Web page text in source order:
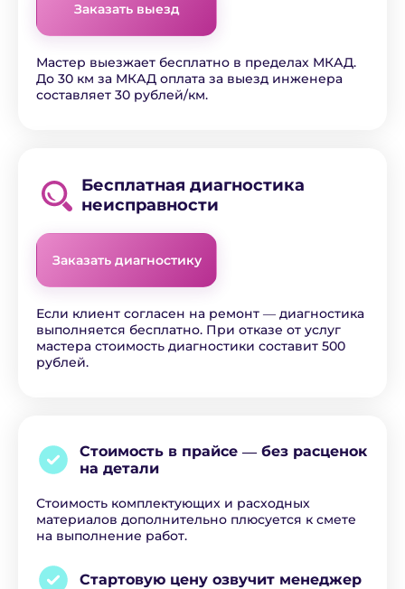
Заказать выезд
Мастер выезжает бесплатно в пределах МКАД.
До 30 км за МКАД оплата за выезд инженера
составляет 30 рублей/км.
Бесплатная диагностика
неисправности
Заказать диагностику
Если клиент согласен на ремонт ― диагностика
выполняется бесплатно. При отказе от услуг
мастера стоимость диагностики составит 500
рублей.
Стоимость в прайсе ― без расценок
на детали
Стоимость комплектующих и расходных
материалов дополнительно плюсуется к смете
на выполнение работ.
Стартовую цену озвучит менеджер